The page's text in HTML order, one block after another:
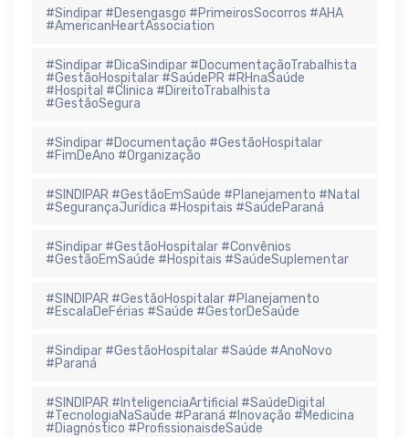
#Sindipar #Desengasgo #PrimeirosSocorros #AHA
#AmericanHeartAssociation
#Sindipar #DicaSindipar #DocumentaçãoTrabalhista
#GestãoHospitalar #SaúdePR #RHnaSaúde
#Hospital #Clinica #DireitoTrabalhista
#GestãoSegura
#Sindipar #Documentação #GestãoHospitalar
#FimDeAno #Organização
#SINDIPAR #GestãoEmSaúde #Planejamento #Natal
#SegurançaJurídica #Hospitais #SaúdeParaná
#Sindipar #GestãoHospitalar #Convênios
#GestãoEmSaúde #Hospitais #SaúdeSuplementar
#SINDIPAR #GestãoHospitalar #Planejamento
#EscalaDeFérias #Saúde #GestorDeSaúde
#Sindipar #GestãoHospitalar #Saúde #AnoNovo
#Paraná
#SINDIPAR #InteligenciaArtificial #SaúdeDigital
#TecnologiaNaSaúde #Paraná #Inovação #Medicina
#Diagnóstico #ProfissionaisdeSaúde